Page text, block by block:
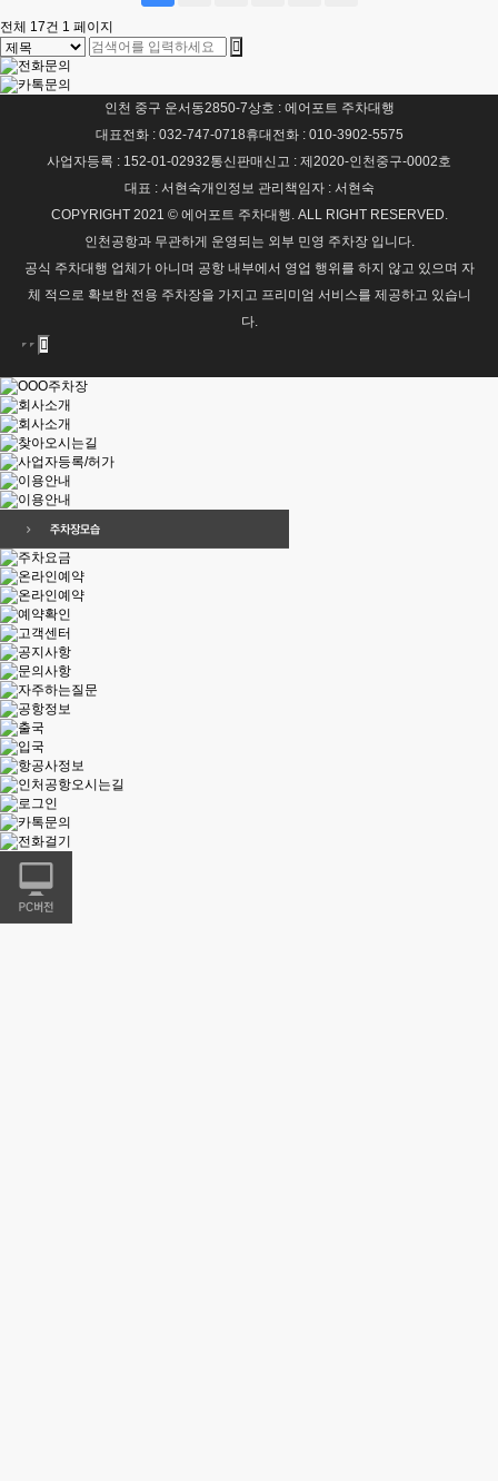
전체 17건 1 페이지
인천 중구 운서동2850-7상호 : 에어포트 주차대행
대표전화 : 032-747-0718휴대전화 : 010-3902-5575
사업자등록 : 152-01-02932통신판매신고 : 제2020-인천중구-0002호
대표 : 서현숙개인정보 관리책임자 : 서현숙
COPYRIGHT 2021 © 에어포트 주차대행. ALL RIGHT RESERVED.
인천공항과 무관하게 운영되는 외부 민영 주차장 입니다.
공식 주차대행 업체가 아니며 공항 내부에서 영업 행위를 하지 않고 있으며 자
체 적으로 확보한 전용 주차장을 가지고 프리미엄 서비스를 제공하고 있습니
다.